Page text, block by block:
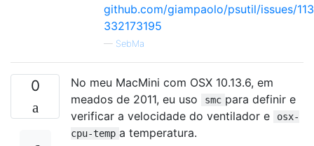
github.com/giampaolo/psutil/issues/
332173195
— SebMa
0
No meu MacMini com OSX 10.13.6, em
meados de 2011, eu uso
smc para definir e
verificar a velocidade do ventilador e
osx-
cpu-temp a temperatura.